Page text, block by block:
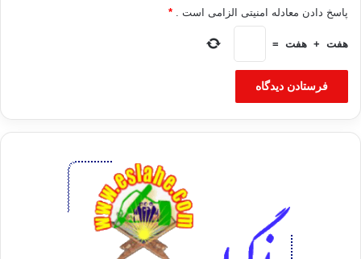
پاسخ دادن معادله امنیتی الزامی است . *
هفت + هفت =